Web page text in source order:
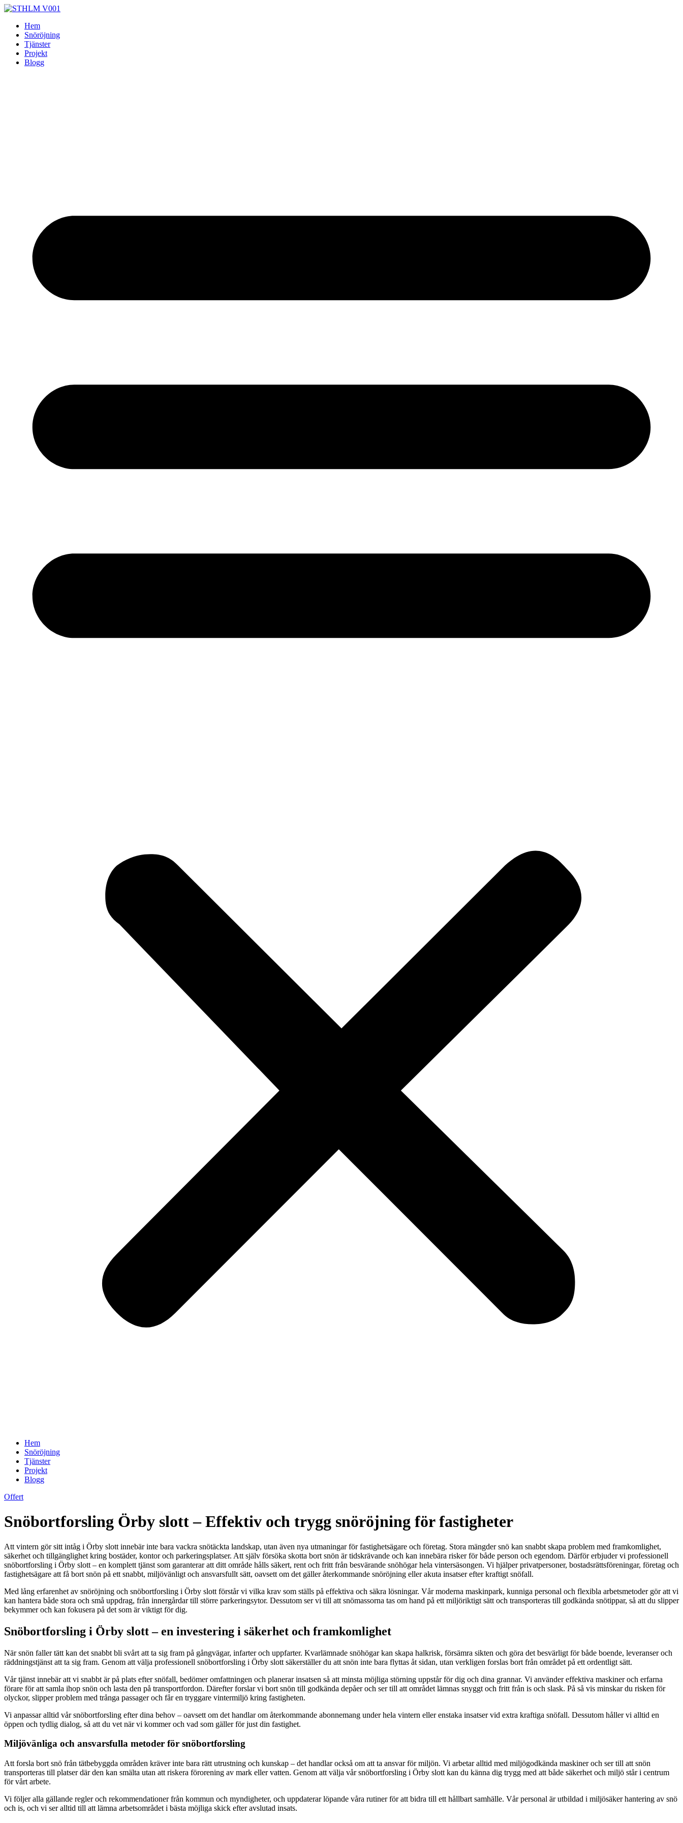
Skip
contentHem
Snöröjning
Tjänster
Projekt
Blogg
Hem
Snöröjning
Tjänster
Projekt
Blogg
Offert
Snöbortforsling Örby slott – Effektiv och trygg snöröjning för fastigheter
Att vintern gör sitt intåg i Örby slott innebär inte bara vackra snötäckta landskap, utan även nya utmaningar för fastighetsägare och företag. Stora mängder snö kan snabbt skapa problem med framkomlighet,
säkerhet och tillgänglighet kring bostäder, kontor och parkeringsplatser. Att själv försöka skotta bort snön är tidskrävande och kan innebära risker för både person och egendom. Därför erbjuder vi professionell
snöbortforsling i Örby slott – en komplett tjänst som garanterar att ditt område hålls säkert, rent och fritt från besvärande snöhögar hela vintersäsongen. Vi hjälper privatpersoner, bostadsrättsföreningar, företag och
fastighetsägare att få bort snön på ett snabbt, miljövänligt och ansvarsfullt sätt, oavsett om det gäller återkommande snöröjning eller akuta insatser efter kraftigt snöfall.
Med lång erfarenhet av snöröjning och snöbortforsling i Örby slott förstår vi vilka krav som ställs på effektiva och säkra lösningar. Vår moderna maskinpark, kunniga personal och flexibla arbetsmetoder gör att vi
kan hantera både stora och små uppdrag, från innergårdar till större parkeringsytor. Dessutom ser vi till att snömassorna tas om hand på ett miljöriktigt sätt och transporteras till godkända snötippar, så att du slipper
bekymmer och kan fokusera på det som är viktigt för dig.
Snöbortforsling i Örby slott – en investering i säkerhet och framkomlighet
När snön faller tätt kan det snabbt bli svårt att ta sig fram på gångvägar, infarter och uppfarter. Kvarlämnade snöhögar kan skapa halkrisk, försämra sikten och göra det besvärligt för både boende, leveranser och
räddningstjänst att ta sig fram. Genom att välja professionell snöbortforsling i Örby slott säkerställer du att snön inte bara flyttas åt sidan, utan verkligen forslas bort från området på ett ordentligt sätt.
Vår tjänst innebär att vi snabbt är på plats efter snöfall, bedömer omfattningen och planerar insatsen så att minsta möjliga störning uppstår för dig och dina grannar. Vi använder effektiva maskiner och erfarna
förare för att samla ihop snön och lasta den på transportfordon. Därefter forslar vi bort snön till godkända depåer och ser till att området lämnas snyggt och fritt från is och slask. På så vis minskar du risken för
olyckor, slipper problem med trånga passager och får en tryggare vintermiljö kring fastigheten.
Vi anpassar alltid vår snöbortforsling efter dina behov – oavsett om det handlar om återkommande abonnemang under hela vintern eller enstaka insatser vid extra kraftiga snöfall. Dessutom håller vi alltid en
öppen och tydlig dialog, så att du vet när vi kommer och vad som gäller för just din fastighet.
Miljövänliga och ansvarsfulla metoder för snöbortforsling
Att forsla bort snö från tätbebyggda områden kräver inte bara rätt utrustning och kunskap – det handlar också om att ta ansvar för miljön. Vi arbetar alltid med miljögodkända maskiner och ser till att snön
transporteras till platser där den kan smälta utan att riskera förorening av mark eller vatten. Genom att välja vår snöbortforsling i Örby slott kan du känna dig trygg med att både säkerhet och miljö står i centrum
för vårt arbete.
Vi följer alla gällande regler och rekommendationer från kommun och myndigheter, och uppdaterar löpande våra rutiner för att bidra till ett hållbart samhälle. Vår personal är utbildad i miljösäker hantering av snö
och is, och vi ser alltid till att lämna arbetsområdet i bästa möjliga skick efter avslutad insats.